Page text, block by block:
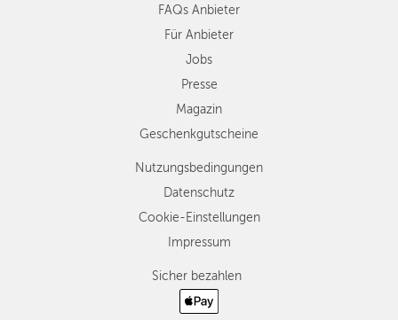
FAQs Anbieter
Für Anbieter
Jobs
Presse
Magazin
Geschenkgutscheine
Nutzungsbedingungen
Datenschutz
Cookie-Einstellungen
Impressum
Sicher bezahlen